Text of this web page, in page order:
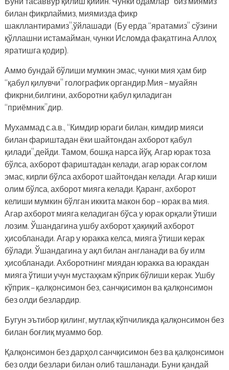
билан фикрлаймиз, миямизда фикр
шакллантирамиз”,ўйлашади (Бу ерда “яратамиз” сўзини
қўллашни истамайман, чунки Исломда фақатгина Аллоҳ
яратишга қодир).
Аммо бундай бўлиши мумкин эмас, чунки мия ҳам бир
“қабул қилувчи” голографик органдир.Мия – муайян
фикрни,билгини, ахборотни қабул қиладиган
“приёмник”дир.
Мухаммад с.а.в., “Кимдир юраги билан, кимдир мияси
билан фариштадан ёки шайтондан ахборот қабул
қилади”,дейди. Тамом, бошқа нарса йўқ. Агар юрак тоза
бўлса, ахборот фариштадан келади, агар юрак соғлом
эмас, кирли бўлса ахборот шайтондан келади. Агар киши
олим бўлса, ахборот мияга келади. Қаранг, ахборот
келиши мумкин бўлган иккита макон бор – юрак ва мия.
Агар ахборот мияга келадиган бўса у юрак орқали ўтиши
лозим. Ўшандагина ушбу ахборот ҳақиқий ахборот
ҳисобланади. Агар у юракка келса, мияга ўтиши керак
бўлади. Ўшандагина у ақл билан англанади ва бу илм
ҳисобланади. Ахборотнинг миядан юракка ва юракдан
мияга ўтиши учун мустаҳкам кўприк бўлиши керак. Ушбу
кўприк – қалқонсимон без, санчқисимон ва қалқонсимон
без олди безлардир.
Бугун эътибор қилинг, мутлақ кўпчиликда қалқонсимон без
билан боғлиқ муаммо бор.
Қалқонсимон без дарҳол санчқисимон без ва қалқонсимон
без олди безлари билан олиб ташланади. Буни қандай